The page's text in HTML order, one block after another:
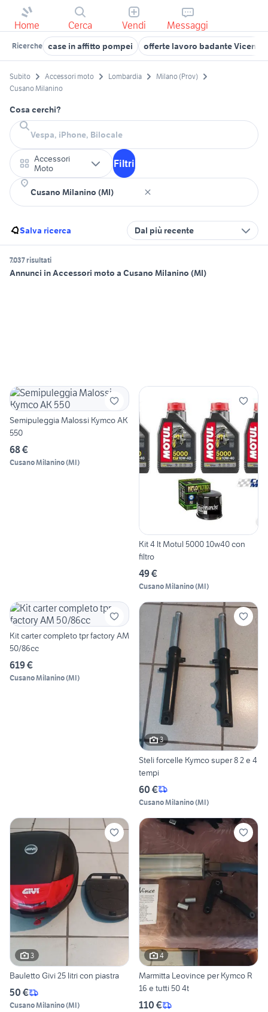
Home Cerca Vendi Messaggi
Ricerche case in affitto pompei offerte lavoro badante
Subito Accessori moto Lombardia
Milano (Prov)
Cusano Milanino
Cosa cerchi?
Accessori
Moto
Filtri
Salva ricerca Dal più recente
7.037 risultati
Annunci in Accessori moto a Cusano Milanino (MI)
Semipuleggia Malossi Kymco AK
550
68 €
Cusano Milanino(MI)
Kit 4 lt Motul 5000 10w40 con
filtro
49 €
Cusano Milanino(MI)
Kit carter completo tpr factory AM
50/86cc
619 €
Cusano Milanino(MI)
3
Steli forcelle Kymco super 8 2 e 4
tempi
60 €
Cusano Milanino(MI)
3
Bauletto Givi 25 litri con piastra
50 €
Cusano Milanino(MI)
4
Marmitta Leovince per Kymco R
16 e tutti 50 4t
110 €